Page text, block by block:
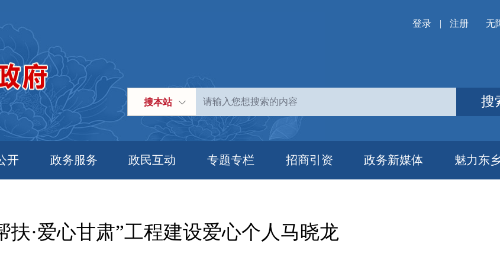
登录 | 注册 无
搜本站 搜
开 政务服务 政民互动 专题专栏 招商引资 政务新媒体 魅力东
扶·爱心甘肃”工程建设爱心个人马晓龙